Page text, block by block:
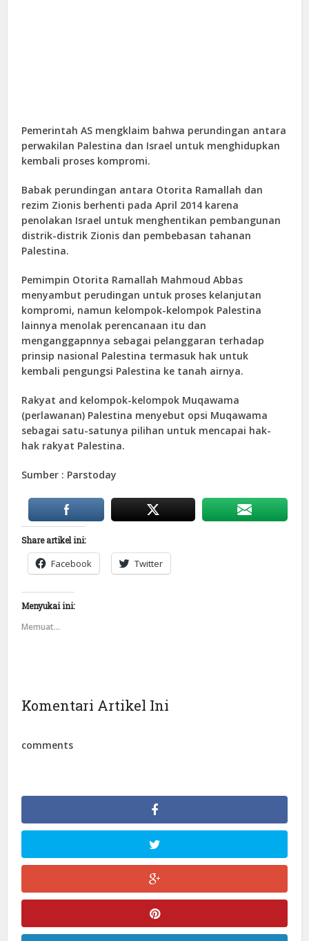
Pemerintah AS mengklaim bahwa perundingan antara
perwakilan Palestina dan Israel untuk menghidupkan
kembali proses kompromi.
Babak perundingan antara Otorita Ramallah dan
rezim Zionis berhenti pada April 2014 karena
penolakan Israel untuk menghentikan pembangunan
distrik-distrik Zionis dan pembebasan tahanan
Palestina.
Pemimpin Otorita Ramallah Mahmoud Abbas
menyambut perudingan untuk proses kelanjutan
kompromi, namun kelompok-kelompok Palestina
lainnya menolak perencanaan itu dan
menganggapnnya sebagai pelanggaran terhadap
prinsip nasional Palestina termasuk hak untuk
kembali pengungsi Palestina ke tanah airnya.
Rakyat and kelompok-kelompok Muqawama
(perlawanan) Palestina menyebut opsi Muqawama
sebagai satu-satunya pilihan untuk mencapai hak-
hak rakyat Palestina.
Sumber : Parstoday
Share artikel ini:
Facebook Twitter
Menyukai ini:
Memuat...
Komentari Artikel Ini
comments